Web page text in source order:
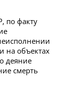
по факту
на объектах
деяние
смерть